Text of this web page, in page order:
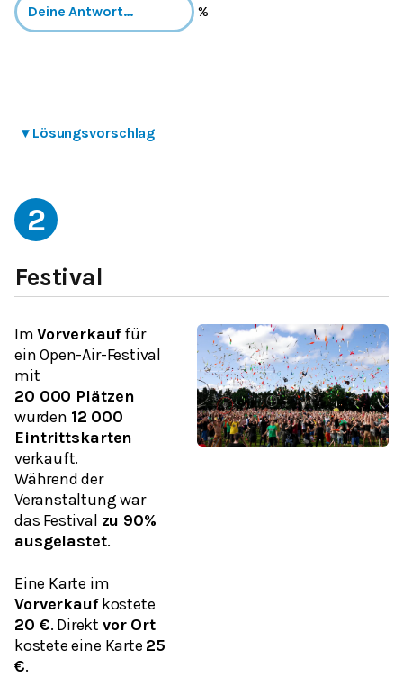
%
▾ Lösungsvorschlag
2
Festival
ImVorverkauffür
ein Open-Air-Festival
mit
20 000 Plätzen
wurden 12 000
Eintrittskarten
verkauft.
Während der
Veranstaltung war
das Festival zu 90%
ausgelastet.
Eine Karte im
Vorverkaufkostete
20 €. Direkt vor Ort
kostete eine Karte 25
€.